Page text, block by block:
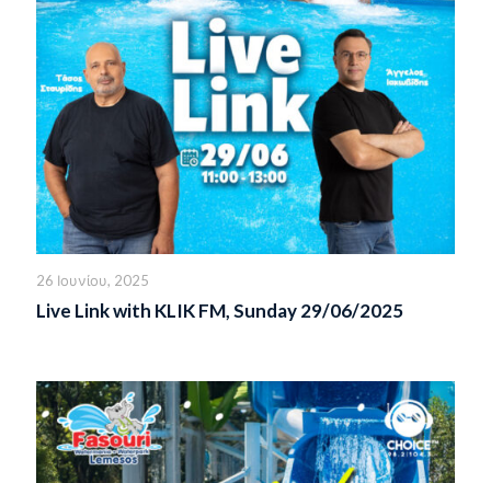
26 Ιουνίου, 2025
Live Link with KLIK FM, Sunday 29/06/2025